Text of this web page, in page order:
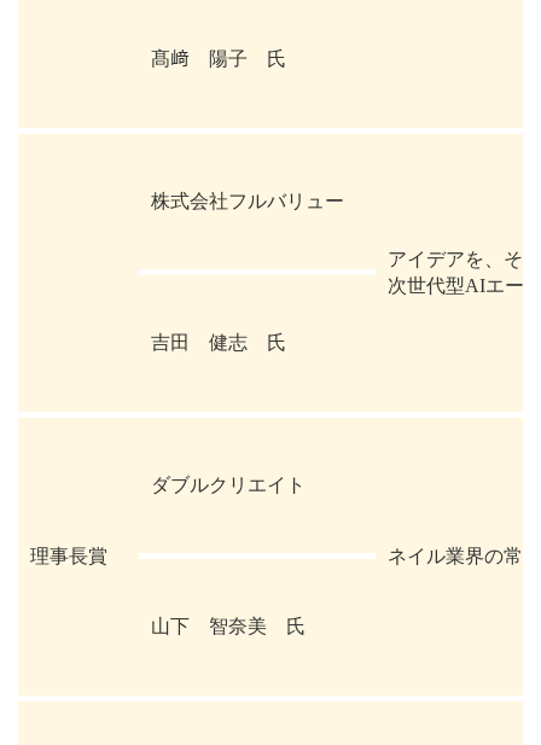
髙﨑 陽子 氏
株式会社フルバリュー
アイデアを、そ
次世代型AIエー
吉田 健志 氏
理事長賞
ダブルクリエイト
ネイル業界の常
山下 智奈美 氏